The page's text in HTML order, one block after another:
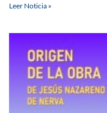
Leer Noticia »